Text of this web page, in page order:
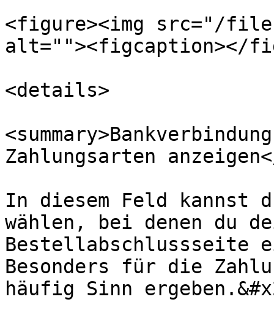
<figure><img src="/files/
alt=""><figcaption></
<details>
Zahlungsarten
In diesem Feld kannst
wählen, bei denen du
Bestellabschlussseite
Besonders für die
häufig Sinn